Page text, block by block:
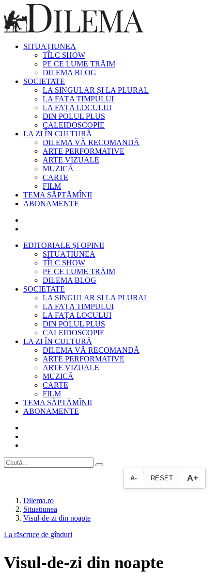
SITUAȚIUNEA
TÎLC SHOW
PE CE LUME TRĂIM
DILEMA BLOG
SOCIETATE
LA SINGULAR ȘI LA PLURAL
LA FAȚA TIMPULUI
LA FAȚA LOCULUI
DIN POLUL PLUS
CALEIDOSCOPIE
LA ZI ÎN CULTURĂ
DILEMA VĂ RECOMANDĂ
ARTE PERFORMATIVE
ARTE VIZUALE
MUZICĂ
CARTE
FILM
TEMA SĂPTĂMÎNII
ABONAMENTE
EDITORIALE ȘI OPINII
SITUAȚIUNEA
TÎLC SHOW
PE CE LUME TRĂIM
DILEMA BLOG
SOCIETATE
LA SINGULAR ȘI LA PLURAL
LA FAȚA TIMPULUI
LA FAȚA LOCULUI
DIN POLUL PLUS
CALEIDOSCOPIE
LA ZI ÎN CULTURĂ
DILEMA VĂ RECOMANDĂ
ARTE PERFORMATIVE
ARTE VIZUALE
MUZICĂ
CARTE
FILM
TEMA SĂPTĂMÎNII
ABONAMENTE
A- RESET A+
Dilema.ro
Situatiunea
Visul-de-zi din noapte
La răscruce de gînduri
Visul-de-zi din noapte